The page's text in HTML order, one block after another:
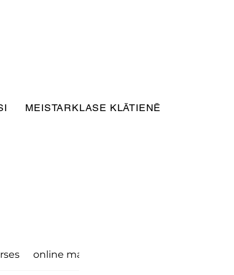
MEISTARKLASE KLĀTIENĒ
online masterclass